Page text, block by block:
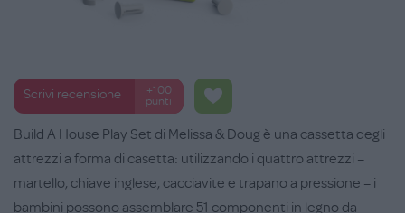
Scrivi recensione
+100
punti
Build A House Play Set di Melissa & Doug è una cassetta degli
attrezzi a forma di casetta: utilizzando i quattro attrezzi –
martello, chiave inglese, cacciavite e trapano a pressione – i
bambini possono assemblare 51 componenti in legno da